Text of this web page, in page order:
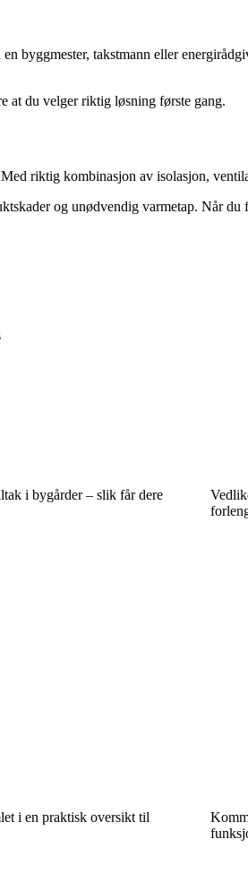
byggmester, takstmann eller
at du velger riktig løsning første gang.
riktig kombinasjon av isolasjon,
og unødvendig varmetap. Når
i bygårder – slik får dere
i en praktisk oversikt til